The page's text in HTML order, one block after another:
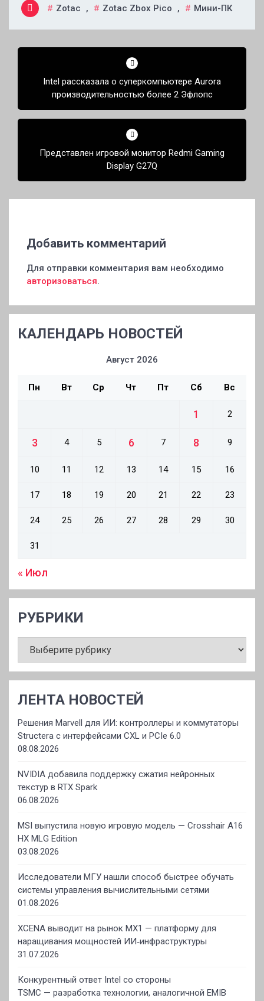
Zotac , Zotac Zbox Pico , Мини-ПК
Навигация
записямIntel рассказала о суперкомпьютере Aurora
производительностью более 2 Эфлопс
Представлен игровой монитор Redmi Gaming
Display G27Q
Добавить комментарий
Для отправки комментария вам необходимо
авторизоваться.
КАЛЕНДАРЬ НОВОСТЕЙ
Август 2026
Пн Вт Ср Чт Пт Сб Вс
1 2
3 4 5 6 7 8 9
10 11 12 13 14 15 16
17 18 19 20 21 22 23
24 25 26 27 28 29 30
31
« Июл
РУБРИКИ
ЛЕНТА НОВОСТЕЙ
Решения Marvell для ИИ: контроллеры и коммутаторы
Structera с интерфейсами CXL и PCIe 6.0
08.08.2026
NVIDIA добавила поддержку сжатия нейронных
текстур в RTX Spark
06.08.2026
MSI выпустила новую игровую модель — Crosshair A16
HX MLG Edition
03.08.2026
Исследователи МГУ нашли способ быстрее обучать
системы управления вычислительными сетями
01.08.2026
XCENA выводит на рынок MX1 — платформу для
наращивания мощностей ИИ‑инфраструктуры
31.07.2026
Конкурентный ответ Intel со стороны
TSMC — разработка технологии, аналогичной EMIB